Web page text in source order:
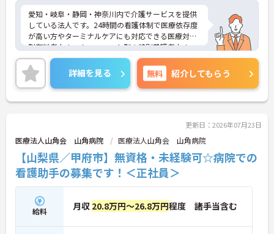
です】
・髪色や髪型、ネイルなどが原則自由となっている
ため、個性を大切にしながら働くことができます
・社員一人ひとりの価値観を尊重する社風のもと
で、無理なくご自身らしく働き続けることが期待で
きます
【全国展開の安定基盤と日勤のみの環境で長期的な
キャリアを描けます】
・全国367拠点以上を展開する大手グループの運営
により、安定した環境で長く働き続けることができ
・日勤のみの勤務で転勤の心配もないため、地元で
ご家庭と両立しながら長期的な視点でキャリアを築
愛知・岐阜・静岡・神奈川内で介護サービスを提供
している法人です。24時間の看護体制で医療依存度
が高い方やターミナルケアにも対応できる医療対応
型有料老人ホーム、ユニット型の特別養護老人ホー
ムを運営しています。利用者様とスタッフとの距離
も近く、一人ひとりに寄り添ったケアが実現できま
す。福利厚生も整っており長く安心してご就業でき
る環境です。ご興味ある方には、面接対策ポイント
など、さらに詳細をお話しいたしますのでお気軽に
詳細を見る 無料 紹介してもらう
更新日：2026年07月23日
医療法人山角会 山角病院 医療法人山角会 山角病院
【山梨県／甲府市】無資格・未経験可☆病院での
看護助手の募集です！＜正社員＞
給料 月収 20.8万円～26.8万円程度 諸手当含む